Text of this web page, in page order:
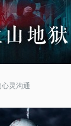
灵沟通